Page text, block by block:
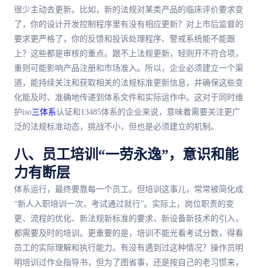
很少主动去更新。比如，新的法规对某类产品的临床评价要求变
了，你的设计开发控制程序里有没有相应更新？对上市后监督的
要求更严格了，你的反馈和投诉处理程序、警戒系统能不能跟
上？这些都是审核的重点。跟不上法规更新，轻则开不符合项，
重则可能影响产品注册和市场准入。所以，企业必须建立一个渠
道，能持续关注和获取相关的法规标准更新信息，并确保这些变
化能及时、准确地传递到体系文件和实际运作中。这对于同时维
护iso三体系认证和13485体系的企业来说，意味着需要关注更广
泛的法规标准动态，挑战不小，但也是必须建立的机制。
八、员工培训“一劳永逸”，意识和能
力有断层
体系运行，最终要靠每一个员工。但培训这事儿，常常被简化成
“新人入职培训一次，考试通过就行”。实际上，岗位职责的变
更、流程的优化、新法规新标准的要求、新设备新技术的引入，
都需要及时的培训。更重要的是，培训不能光看考试分数，得看
员工的实际理解和执行能力。有没有遇到过这种情况？操作员明
明培训过作业指导书，但为了图省事，还是按自己的老习惯来，